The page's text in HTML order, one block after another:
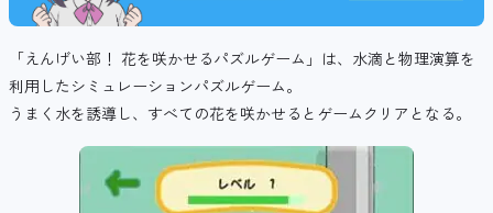
「えんげい部！ 花を咲かせるパズルゲーム」は、 水滴と物理演算を
利用したシミュレーションパズルゲーム。
うまく水を誘導し、すべての花を咲かせるとゲームクリアとなる。